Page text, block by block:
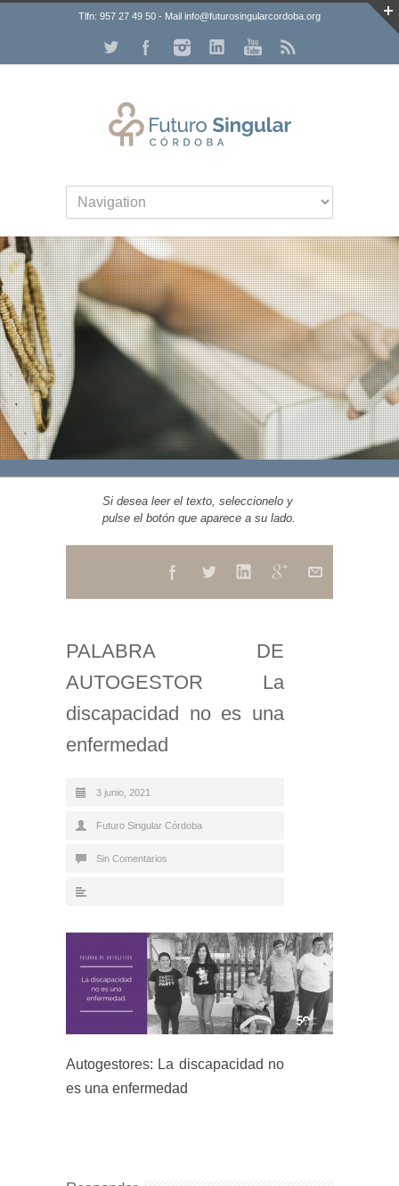
Tlfn: 957 27 49 50 - Mail info@futurosingularcordoba.org
Si desea leer el texto, seleccionelo y
pulse el botón que aparece a su lado.
PALABRA DE
AUTOGESTOR La
discapacidad no es una
enfermedad
3 junio, 2021
Futuro Singular Córdoba
Sin Comentarios
Autogestores: La discapacidad no
es una enfermedad